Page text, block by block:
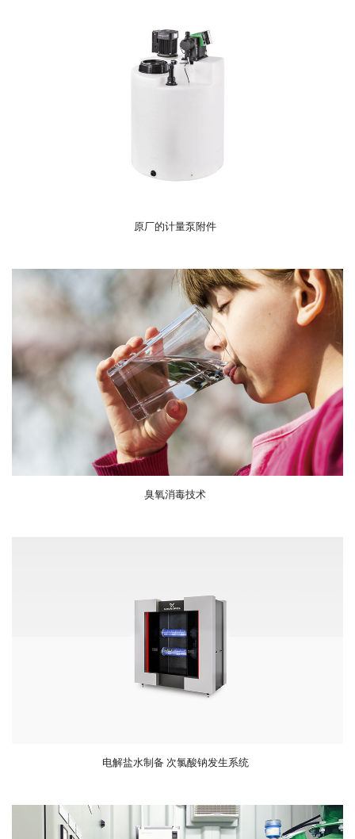
原厂的计量泵附件
臭氧消毒技术
电解盐水制备 次氯酸钠发生系统